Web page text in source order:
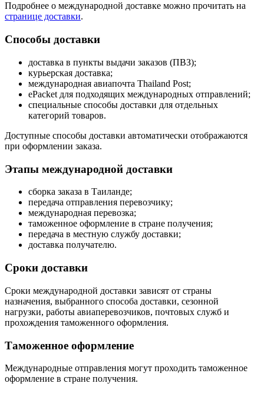
Подробнее о международной доставке можно прочитать на
странице доставки.
Способы доставки
доставка в пункты выдачи заказов (ПВЗ);
курьерская доставка;
международная авиапочта Thailand Post;
ePacket для подходящих международных отправлений;
специальные способы доставки для отдельных
категорий товаров.
Доступные способы доставки автоматически отображаются
при оформлении заказа.
Этапы международной доставки
сборка заказа в Таиланде;
передача отправления перевозчику;
международная перевозка;
таможенное оформление в стране получения;
передача в местную службу доставки;
доставка получателю.
Сроки доставки
Сроки международной доставки зависят от страны
назначения, выбранного способа доставки, сезонной
нагрузки, работы авиаперевозчиков, почтовых служб и
прохождения таможенного оформления.
Таможенное оформление
Международные отправления могут проходить таможенное
оформление в стране получения.